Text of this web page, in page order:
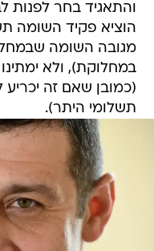
והתאגיד בחר
מגובה השומה
במחלוקת), ולא
(כמובן שאם זה יכריע
תשלומי היתר).